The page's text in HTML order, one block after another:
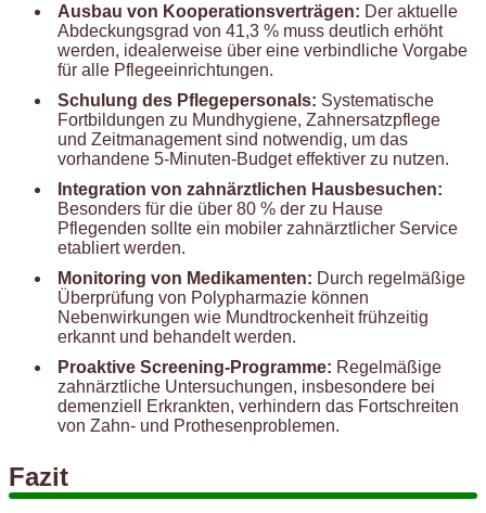
Ausbau von Kooperationsverträgen: Der aktuelle
Abdeckungsgrad von 41,3 % muss deutlich erhöht
werden, idealerweise über eine verbindliche Vorgabe
für alle Pflegeeinrichtungen.
Schulung des Pflegepersonals: Systematische
Fortbildungen zu Mundhygiene, Zahnersatzpflege
und Zeitmanagement sind notwendig, um das
vorhandene 5-Minuten-Budget effektiver zu nutzen.
Integration von zahnärztlichen Hausbesuchen:
Besonders für die über 80 % der zu Hause
Pflegenden sollte ein mobiler zahnärztlicher Service
etabliert werden.
Monitoring von Medikamenten: Durch regelmäßige
Überprüfung von Polypharmazie können
Nebenwirkungen wie Mundtrockenheit frühzeitig
erkannt und behandelt werden.
Proaktive Screening-Programme: Regelmäßige
zahnärztliche Untersuchungen, insbesondere bei
demenziell Erkrankten, verhindern das Fortschreiten
von Zahn- und Prothesenproblemen.
Fazit